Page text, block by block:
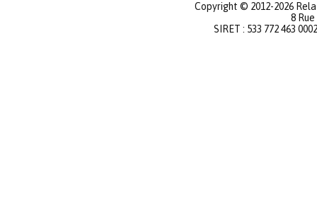
Copyright © 2012-2026
8
SIRET : 533 772 463